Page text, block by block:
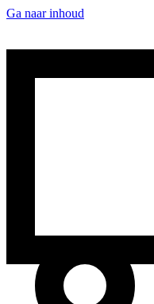
Ga naar inhoud